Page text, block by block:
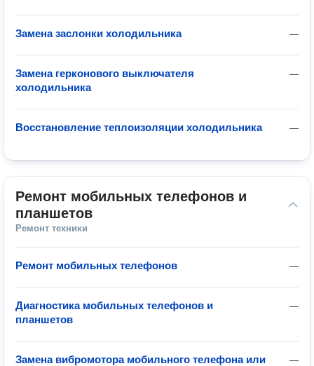
—
Замена заслонки холодильника
—
Замена герконового выключателя
холодильника
—
Восстановление теплоизоляции холодильника
Ремонт мобильных телефонов и
планшетов
Ремонт техники
—
Ремонт мобильных телефонов
—
Диагностика мобильных телефонов и
планшетов
—
Замена вибромотора мобильного телефона или